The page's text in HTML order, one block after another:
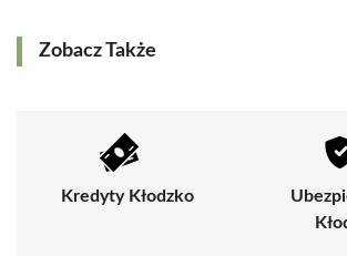
Zobacz Także
Kredyty Kłodzko